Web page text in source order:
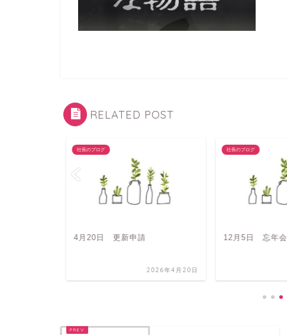
RELATED POST
社長のブログ
4月20日 更新申請
2026年4月20日
社長のブログ
12月5日 忘年会